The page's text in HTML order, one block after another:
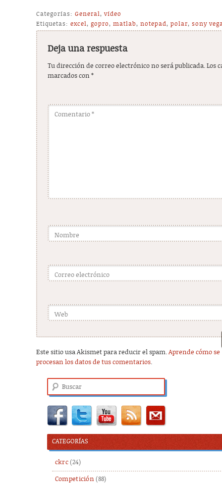
Categorías: General,vídeo
Etiquetas: excel,gopro,matlab,notepad,polar,sony
Deja una respuesta
Tu dirección de correo electrónico no será publicada. Los
marcados con*
Comentario*
Nombre
Correo electrónico
Web
Este sitio usa Akismet para reducir el spam.Aprende cómo se
procesan los datos de tus comentarios.
Buscar
CATEGORÍAS
ckrc(24)
Competición (88)